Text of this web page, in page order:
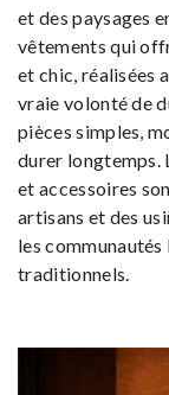
et des paysages
vêtements qui
et chic, réalisées
vraie volonté de
pièces simples,
durer longtemps.
et accessoires
artisans et des
les
traditionnels.